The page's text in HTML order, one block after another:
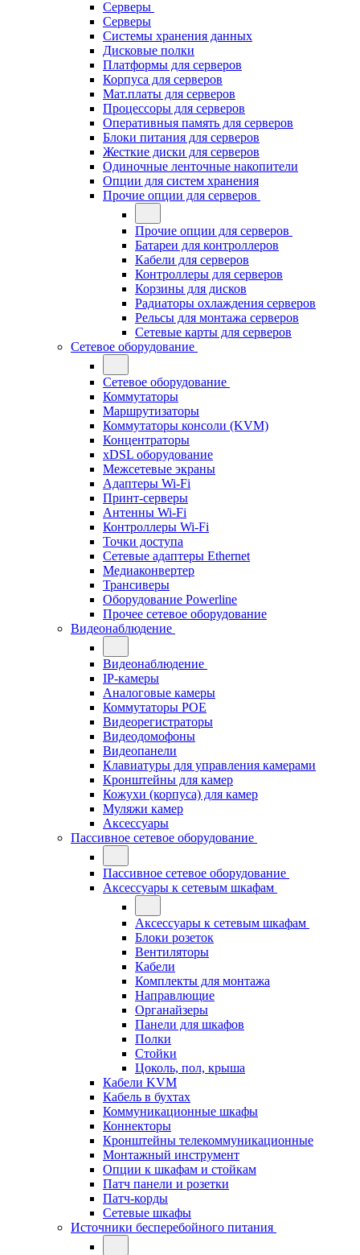
Серверы
Серверы
Системы хранения данных
Дисковые полки
Платформы для серверов
Корпуса для серверов
Мат.платы для серверов
Процессоры для серверов
Оперативныя память для серверов
Блоки питания для серверов
Жесткие диски для серверов
Одиночные ленточные накопители
Опции для систем хранения
Прочие опции для серверов
Прочие опции для серверов
Батареи для контроллеров
Кабели для серверов
Контроллеры для серверов
Корзины для дисков
Радиаторы охлаждения серверов
Рельсы для монтажа серверов
Сетевые карты для серверов
Сетевое оборудование
Сетевое оборудование
Коммутаторы
Маршрутизаторы
Коммутаторы консоли (KVM)
Концентраторы
xDSL оборудование
Межсетевые экраны
Адаптеры Wi-Fi
Принт-серверы
Антенны Wi-Fi
Контроллеры Wi-Fi
Точки доступа
Сетевые адаптеры Ethernet
Медиаконвертер
Трансиверы
Оборудование Powerline
Прочее сетевое оборудование
Видеонаблюдение
Видеонаблюдение
IP-камеры
Аналоговые камеры
Коммутаторы POE
Видеорегистраторы
Видеодомофоны
Видеопанели
Клавиатуры для управления камерами
Кронштейны для камер
Кожухи (корпуса) для камер
Муляжи камер
Аксессуары
Пассивное сетевое оборудование
Пассивное сетевое оборудование
Аксессуары к сетевым шкафам
Аксессуары к сетевым шкафам
Блоки розеток
Вентиляторы
Кабели
Комплекты для монтажа
Направлющие
Органайзеры
Панели для шкафов
Полки
Стойки
Цоколь, пол, крыша
Кабели KVM
Кабель в бухтах
Коммуникационные шкафы
Коннекторы
Кронштейны телекоммуникационные
Монтажный инструмент
Опции к шкафам и стойкам
Патч панели и розетки
Патч-корды
Сетевые шкафы
Источники бесперебойного питания